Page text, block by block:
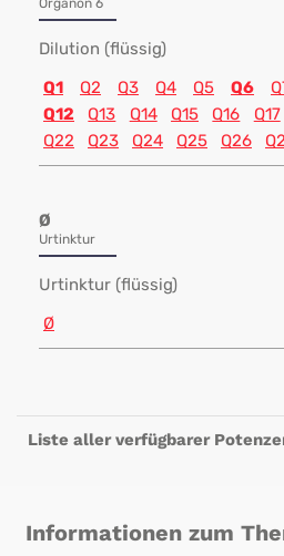
Organon 6
Dilution (flüssig)
Q1
Q2 Q3 Q4 Q5 Q6
Q12
Q13 Q14 Q15 Q16 Q17
Q22
Q23 Q24 Q25 Q26
Ø
Urtinktur
Urtinktur (flüssig)
Ø
Liste aller verfügbarer
Informationen zum